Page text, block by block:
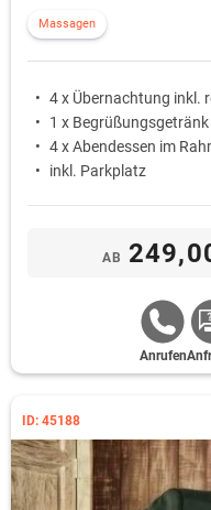
Massagen
4 x Übernachtung inkl.
1 x Begrüßungsgetränk
4 x Abendessen im
inkl. Parkplatz
AB
Anrufen
ID: 45188